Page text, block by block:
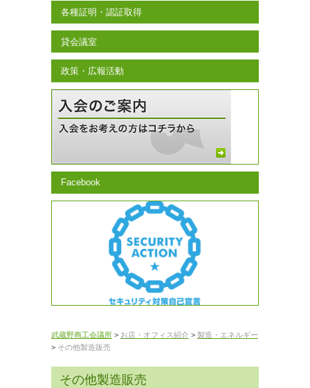
各種証明・認証取得
貸会議室
政策・広報活動
Facebook
武蔵野商工会議所 > お店・オフィス紹介 > 製造・エネルギー
> その他製造販売
その他製造販売